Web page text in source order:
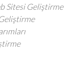
Sitesi Geliştirme